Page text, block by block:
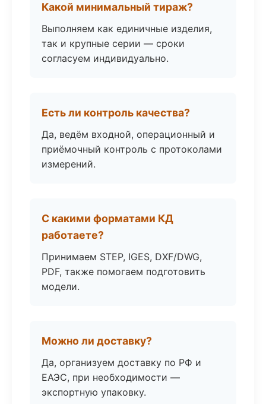
Какой минимальный тираж?
Выполняем как единичные изделия,
так и крупные серии — сроки
согласуем индивидуально.
Есть ли контроль качества?
Да, ведём входной, операционный и
приёмочный контроль с протоколами
измерений.
С какими форматами КД
работаете?
Принимаем STEP, IGES, DXF/DWG,
PDF, также помогаем подготовить
модели.
Можно ли доставку?
Да, организуем доставку по РФ и
ЕАЭС, при необходимости —
экспортную упаковку.